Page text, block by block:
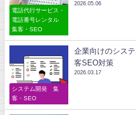
電話代行サービス・
電話番号レンタル
集客・SEO
2026.05.06
システム開発 集
客・SEO
企業向けのシス
客SEO対策
2026.03.17